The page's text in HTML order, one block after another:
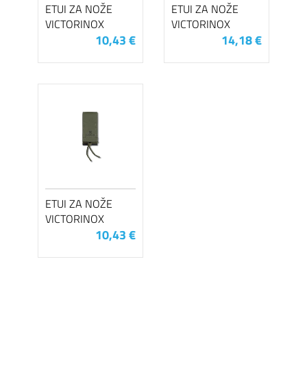
ETUI ZA NOŽE
VICTORINOX
10,43 €
ETUI ZA NOŽE
VICTORINOX
14,18 €
ETUI ZA NOŽE
VICTORINOX
10,43 €